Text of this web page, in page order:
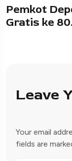
Pemkot
Gratis ke
Leave
Your email
fields are